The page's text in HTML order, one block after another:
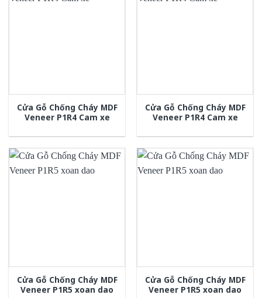
Cửa Gỗ Chống Cháy MDF
Veneer P1R4 Cam xe
Cửa Gỗ Chống Cháy MDF
Veneer P1R4 Cam xe
Cửa Gỗ Chống Cháy MDF
Veneer P1R5 xoan dao
Cửa Gỗ Chống Cháy MDF
Veneer P1R5 xoan dao